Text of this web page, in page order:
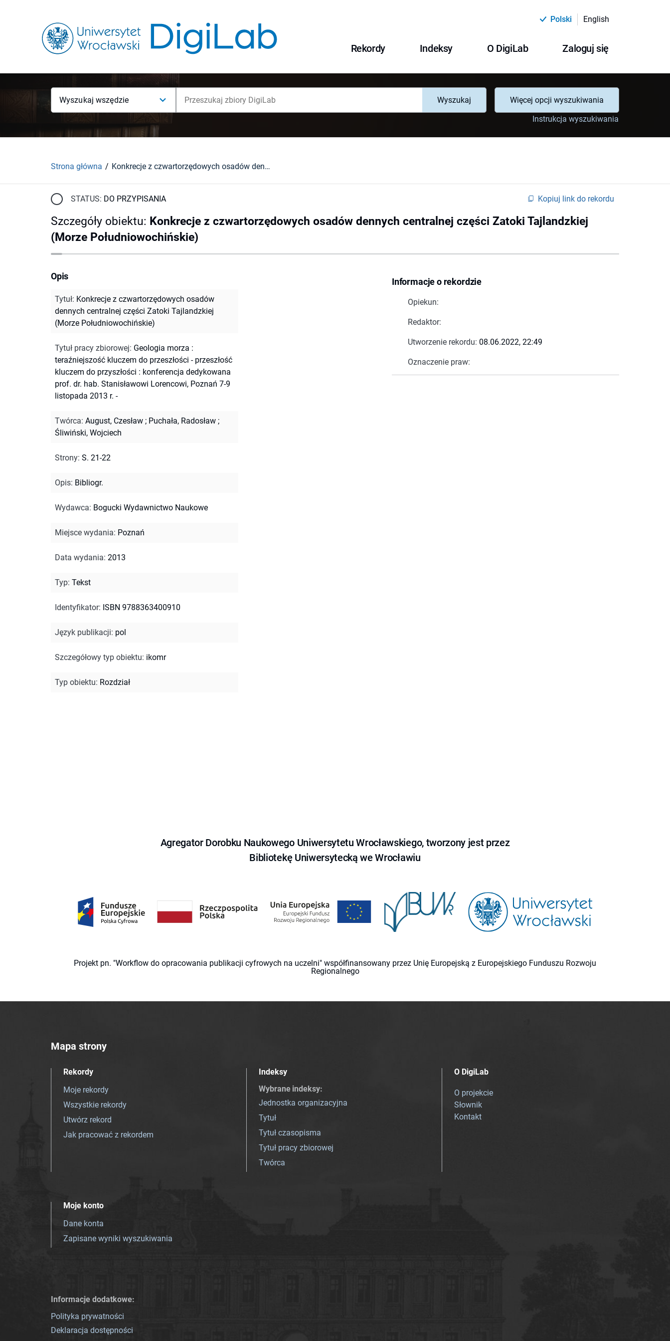
Polski English
Rekordy Indeksy O DigiLab Zaloguj się
Wyszukaj wszędzie Wyszukaj
Więcej opcji wyszukiwania
Instrukcja wyszukiwania
Strona główna Konkrecje z czwartorzędowych osadów dennych centralnej części Zatoki Tajlandzkiej (Morze Południowochińskie)
STATUS: DO PRZYPISANIA Kopiuj link do rekordu
Szczegóły obiektu: Konkrecje z czwartorzędowych osadów dennych centralnej części Zatoki Tajlandzkiej
(Morze Południowochińskie)
Informacje o rekordzie
Opiekun:
Redaktor:
Utworzenie rekordu: 08.06.2022, 22:49
Oznaczenie praw:
Opis
Tytuł: Konkrecje z czwartorzędowych osadów
dennych centralnej części Zatoki Tajlandzkiej
(Morze Południowochińskie)
Tytuł pracy zbiorowej: Geologia morza :
teraźniejszość kluczem do przeszłości - przeszłość
kluczem do przyszłości : konferencja dedykowana
prof. dr. hab. Stanisławowi Lorencowi, Poznań 7-9
listopada 2013 r. -
Twórca: August, Czesław ; Puchała, Radosław ;
Śliwiński, Wojciech
Strony: S. 21-22
Opis: Bibliogr.
Wydawca: Bogucki Wydawnictwo Naukowe
Miejsce wydania: Poznań
Data wydania: 2013
Typ: Tekst
Identyfikator: ISBN 9788363400910
Język publikacji: pol
Szczegółowy typ obiektu: ikomr
Typ obiektu: Rozdział
Agregator Dorobku Naukowego Uniwersytetu Wrocławskiego, tworzony jest przez
Bibliotekę Uniwersytecką we Wrocławiu
Projekt pn. "Workflow do opracowania publikacji cyfrowych na uczelni" współfinansowany przez Unię Europejską z Europejskiego Funduszu Rozwoju
Regionalnego
Mapa strony
Rekordy
Moje rekordy
Wszystkie rekordy
Utwórz rekord
Jak pracować z rekordem
Indeksy
Wybrane indeksy:
Jednostka organizacyjna
Tytuł
Tytuł czasopisma
Tytuł pracy zbiorowej
Twórca
O DigiLab
O projekcie
Słownik
Kontakt
Moje konto
Dane konta
Zapisane wyniki wyszukiwania
Informacje dodatkowe:
Polityka prywatności
Deklaracja dostępności